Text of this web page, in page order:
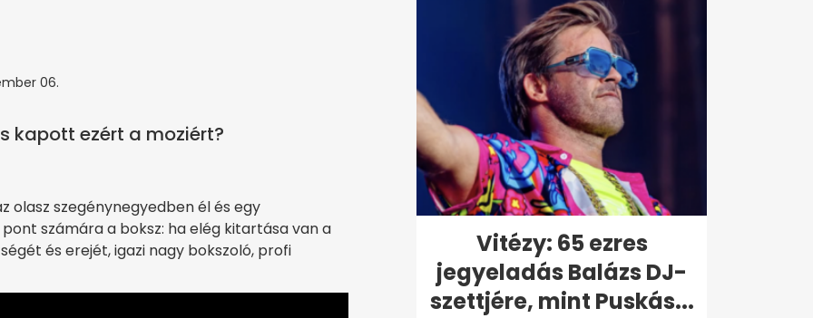
06.
kapott ezért a moziért?
olasz szegénynegyedben él és egy
számára a boksz: ha elég kitartása van a
és erejét, igazi nagy bokszoló, profi
Vitézy: 65 ezres
jegyeladás Balázs DJ-
szettjére, mint Puskás...